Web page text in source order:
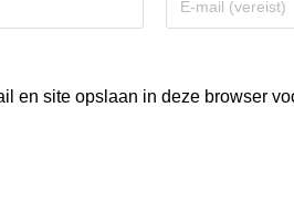
en site opslaan in deze browser